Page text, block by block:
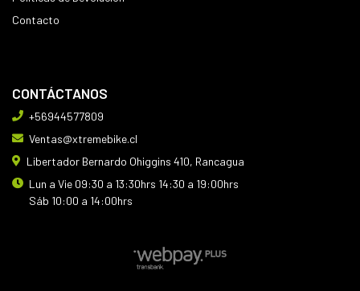
Contacto
CONTÁCTANOS
+56944577809
Ventas@xtremebike.cl
Libertador Bernardo Ohiggins 410, Rancagua
Lun a Vie 09:30 a 13:30hrs 14:30 a 19:00hrs
Sáb 10:00 a 14:00hrs